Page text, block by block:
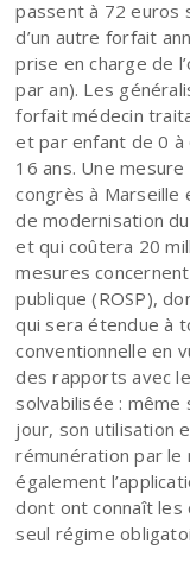
passent à 72 euros
d’un autre forfait
prise en charge de
par an). Les
forfait médecin
et par enfant de 0
16 ans. Une
congrès à Marseille
de modernisation
et qui coûtera 20
mesures
publique (ROSP),
qui sera étendue à
conventionnelle en
des rapports avec
solvabilisée : même
jour, son utilisation
rémunération par le
également
dont ont connaît
seul régime